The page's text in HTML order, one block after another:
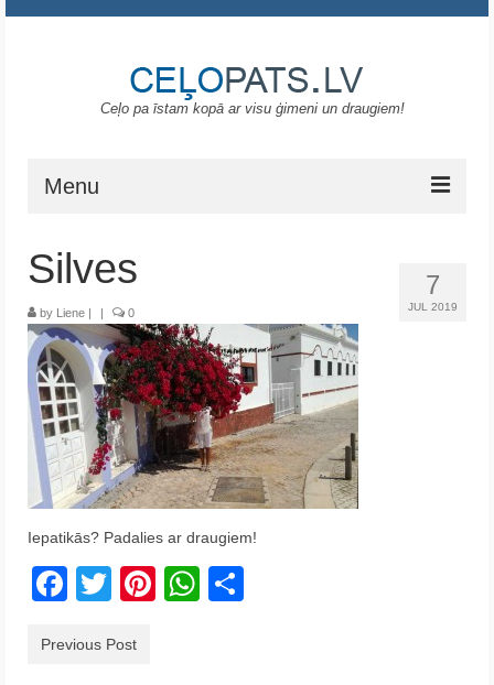
Ceļo pa īstam kopā ar visu ģimeni un draugiem!
Menu
Portugāle
ASV
Melnkalne
Grieķija
Francija
Austrija
Itālija
7
JUL 2019
Silves
by Liene | | 0
Iepatikās? Padalies ar draugiem!
Facebook
TwitterPinterest
WhatsApp
Previous Post